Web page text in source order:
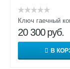
Ключ гаечный
20 300 руб.
В